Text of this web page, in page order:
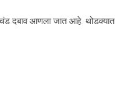
दबाव आणला जात आहे. थोडक्यात